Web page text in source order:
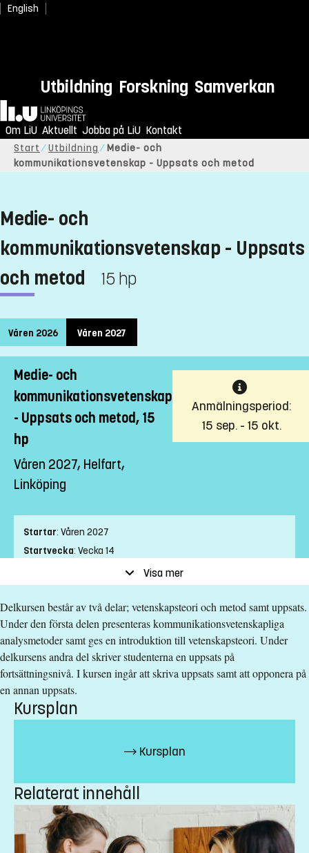
English
Utbildning Forskning Samverkan
Hem
Om LiU Aktuellt Jobba på LiU Kontakt
Start Utbildning
Medie- och
kommunikationsvetenskap - Uppsats och metod
Medie- och
kommunikationsvetenskap - Uppsats
och metod
15 hp
Våren 2026 Våren 2027
Medie- och
kommunikationsvetenskap
- Uppsats och metod, 15
hp
Våren 2027, Helfart,
Linköping
Anmälningsperiod:
15 sep. - 15 okt.
Startar: Våren 2027
Startvecka: Vecka 14
Ort:Linköping
Studietakt:Helfart
Nivå: Grundnivå
Studieform:Campusförlagd
Undervisningstid:Dagtid
Undervisningsspråk :Svenska
Anmälningskod
Antal platser:2
Särskilda förkunskapskrav
15 hp godkända kurser i Medie- och
kommunikationsvetenskap
Urval
Visa mer
Delkursen består av två delar; vetenskapsteori och metod samt uppsats.
Under den första delen presenteras kommunikationsvetenskapliga
analysmetoder samt ges en introduktion till vetenskapsteori. Under
delkursens andra del skriver studenterna en uppsats på
fortsättningsnivå. I kursen ingår att skriva uppsats samt att opponera på
en annan uppsats.
Kursplan
Kursplan
Relaterat innehåll